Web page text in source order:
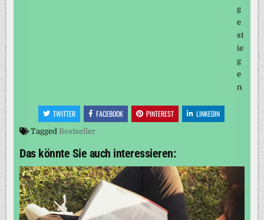
TWITTER FACEBOOK PINTEREST LINKEDIN
Tagged Bestseller
Das könnte Sie auch interessieren: